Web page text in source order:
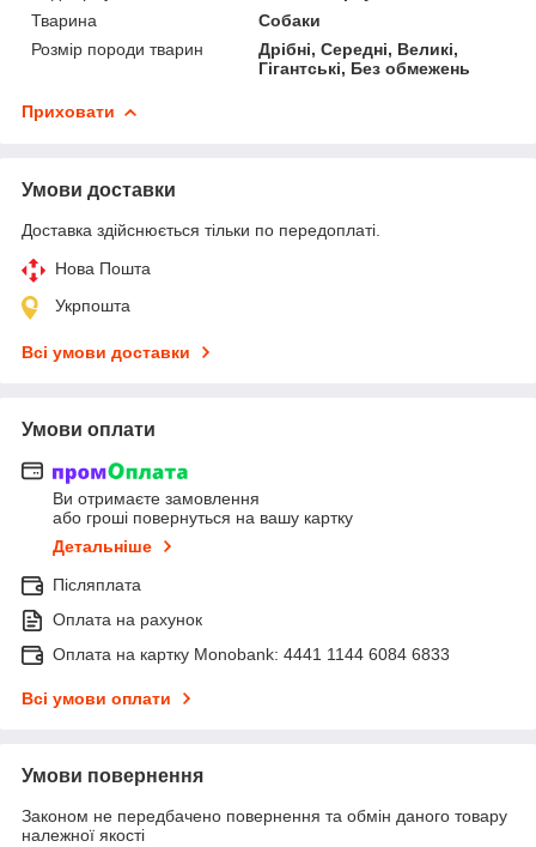
Тварина
Собаки
Розмір породи тварин
Дрібні, Середні, Великі,
Гігантські, Без обмежень
Приховати
Умови доставки
Доставка здійснюється тільки по передоплаті.
Нова Пошта
Укрпошта
Всі умови доставки
Умови оплати
Ви отримаєте замовлення
або гроші повернуться на вашу картку
Детальніше
Післяплата
Оплата на рахунок
Оплата на картку Monobank: 4441 1144 6084 6833
Всі умови оплати
Умови повернення
Законом не передбачено повернення та обмін даного товару
належної якості